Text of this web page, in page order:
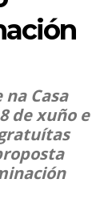
Casa
de xuño e